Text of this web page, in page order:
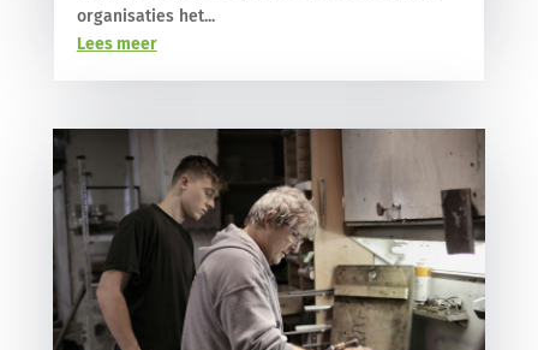
organisaties het...
Lees meer